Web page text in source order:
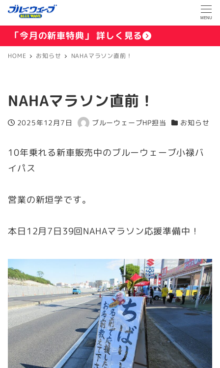
MENU
「今月の新車特典」 詳しく見る
HOME お知らせ NAHAマラソン直前！
NAHAマラソン直前！
投稿日
2025年12月7日
著
ブルーウェーブHP担当
カテゴリー
お知らせ
10年乗れる新車販売中のブルーウェーブ小禄バ
イパス
営業の新垣学です。
本日12月7日39回NAHAマラソン応援準備中！